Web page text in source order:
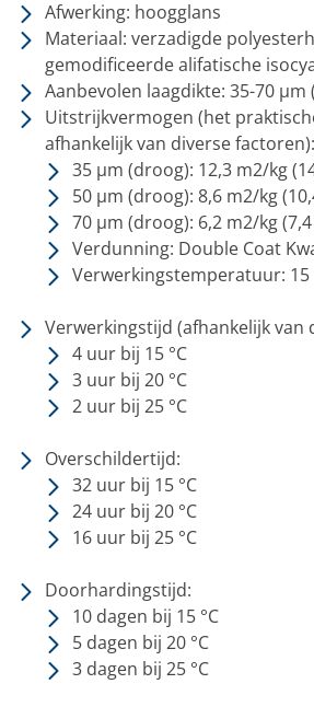
Afwerking: hoogglans
Materiaal: verzadigde
gemodificeerde alifatische
Aanbevolen laagdikte: 35-70 µm
Uitstrijkvermogen (het
afhankelijk van diverse factoren):
35 µm (droog): 12,3 m2/kg
50 µm (droog): 8,6 m2/kg
70 µm (droog): 6,2 m2/kg
Verdunning: Double Coat
Verwerkingstemperatuur: 15
Verwerkingstijd (afhankelijk van
4 uur bij 15 °C
3 uur bij 20 °C
2 uur bij 25 °C
Overschildertijd:
32 uur bij 15 °C
24 uur bij 20 °C
16 uur bij 25 °C
Doorhardingstijd:
10 dagen bij 15 °C
5 dagen bij 20 °C
3 dagen bij 25 °C